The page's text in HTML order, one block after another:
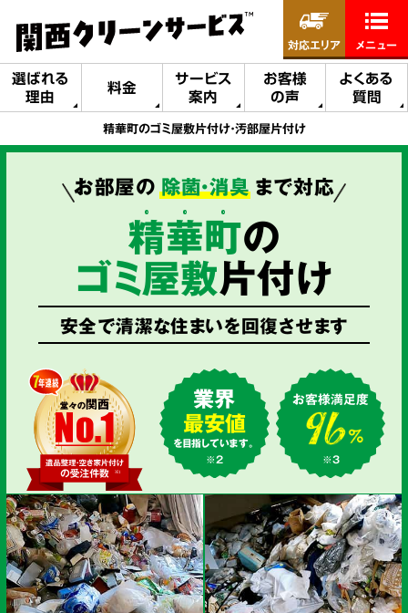
選ばれる
理由
料金
サービス
案内
お客様
の声
よくある
質問
対応エリア メニュー
精華町のゴミ屋敷片付け・汚部屋片付け
お部屋の 除菌・消臭まで対応
精華町の
ゴミ屋敷片付け
安全で清潔な住まいを回復させます
業界
最安値
を目指しています。
※2
お客様満足度
※3